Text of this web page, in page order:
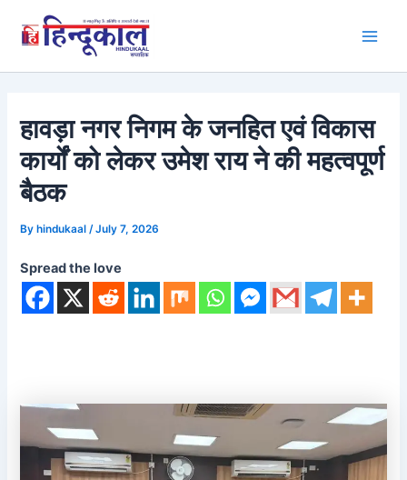
हावड़ा नगर निगम के जनहित एवं विकास
कार्यों को लेकर उमेश राय ने की महत्वपूर्ण
बैठक
By hindukaal/July 7, 2026
Spread the love